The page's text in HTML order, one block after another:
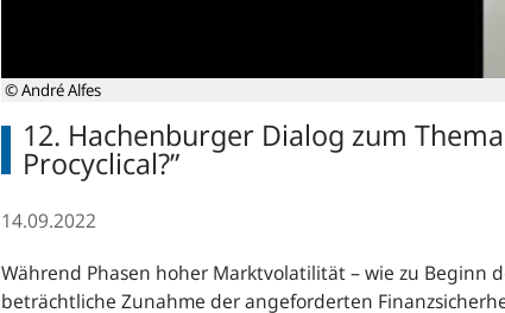
© André Alfes
12. Hachenburger Dialog zum
Procyclical?”
14.09.2022
Während Phasen hoher Marktvolatilität – wie zu Beginn
beträchtliche Zunahme der angeforderten